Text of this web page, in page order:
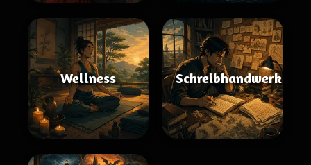
Wellness Schreibhandwerk